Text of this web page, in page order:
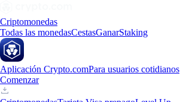
Criptomonedas
Todas las monedasCestasGanarStaking
Aplicación Crypto.comPara usuarios cotidianos
Comenzar